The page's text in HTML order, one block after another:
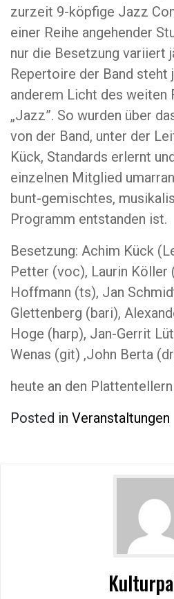
zurzeit 9-köpfige Jazz
einer Reihe angehender
nur die Besetzung variiert
Repertoire der Band steht
anderem Licht des weiten
„Jazz”. So wurden über
von der Band, unter der
Kück, Standards erlernt
einzelnen Mitglied
bunt-gemischtes,
Programm entstanden ist.
Besetzung: Achim Kück
Petter (voc), Laurin Köller
Hoffmann (ts), Jan
Glettenberg (bari),
Hoge (harp), Jan-Gerrit
Wenas (git) ,John Berta
heute an den
Posted in Veranstaltungen